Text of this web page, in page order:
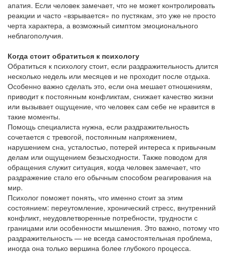
апатия. Если человек замечает, что не может контролировать
реакции и часто «взрывается» по пустякам, это уже не просто
черта характера, а возможный симптом эмоционального
неблагополучия.
Когда стоит обратиться к психологу
Обратиться к психологу стоит, если раздражительность длится
несколько недель или месяцев и не проходит после отдыха.
Особенно важно сделать это, если она мешает отношениям,
приводит к постоянным конфликтам, снижает качество жизни
или вызывает ощущение, что человек сам себе не нравится в
такие моменты.
Помощь специалиста нужна, если раздражительность
сочетается с тревогой, постоянным напряжением,
нарушением сна, усталостью, потерей интереса к привычным
делам или ощущением безысходности. Также поводом для
обращения служит ситуация, когда человек замечает, что
раздражение стало его обычным способом реагирования на
мир.
Психолог поможет понять, что именно стоит за этим
состоянием: переутомление, хронический стресс, внутренний
конфликт, неудовлетворенные потребности, трудности с
границами или особенности мышления. Это важно, потому что
раздражительность — не всегда самостоятельная проблема,
иногда она только вершина более глубокого процесса.